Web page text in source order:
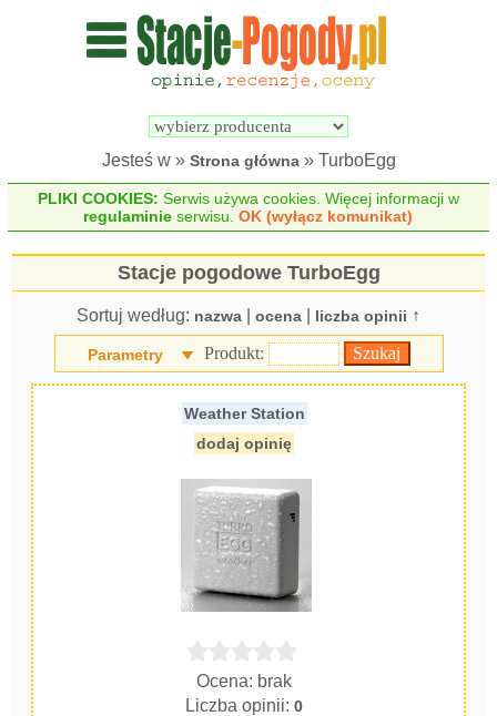
Wyszukiwarka
pogodowych
Jesteś w » Strona główna» TurboEgg
PLIKI COOKIES: Serwis używa cookies. Więcej informacji w
regulaminie serwisu.OK (wyłącz komunikat)
Stacje pogodowe TurboEgg
Sortuj według: nazwa ocena liczba opinii ↑
Parametry Produkt:
Weather Station
dodaj opinię
Ocena: brak
Liczba opinii:0